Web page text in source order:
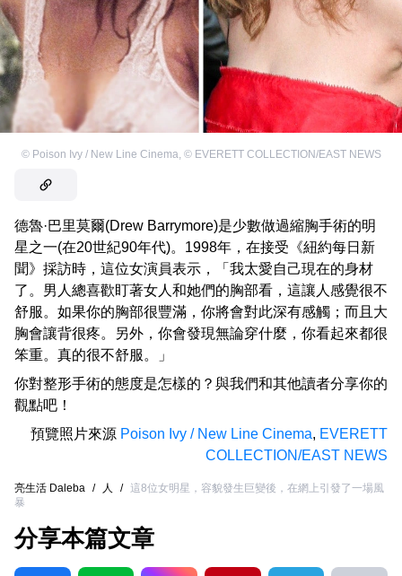
© Poison Ivy / New Line Cinema © EVERETT COLLECTION/EAST NEWS
德魯·巴里莫爾(Drew Barrymore)是少數做過縮胸手術的明
星之一(在20世紀90年代)。1998年，在接受《紐約每日新
聞》採訪時，這位女演員表示，「我太愛自己現在的身材
了。男人總喜歡盯著女人和她們的胸部看，這讓人感覺很不
舒服。如果你的胸部很豐滿，你將會對此深有感觸；而且大
胸會讓背很疼。另外，你會發現無論穿什麼，你看起來都很
笨重。真的很不舒服。」
你對整形手術的態度是怎樣的？與我們和其他讀者分享你的
觀點吧！
預覽照片來源 Poison Ivy / New Line Cinema, EVERETT
COLLECTION/EAST NEWS
亮生活 Daleba / 人 /
這8位女明星，容貌發生巨變後，在網上引發了一場風
暴
分享本篇文章